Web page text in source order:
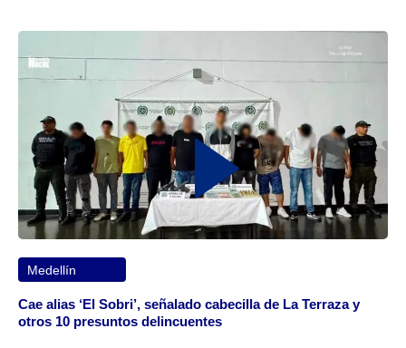
Medellín
Cae alias ‘El Sobri’, señalado cabecilla de La Terraza y
otros 10 presuntos delincuentes